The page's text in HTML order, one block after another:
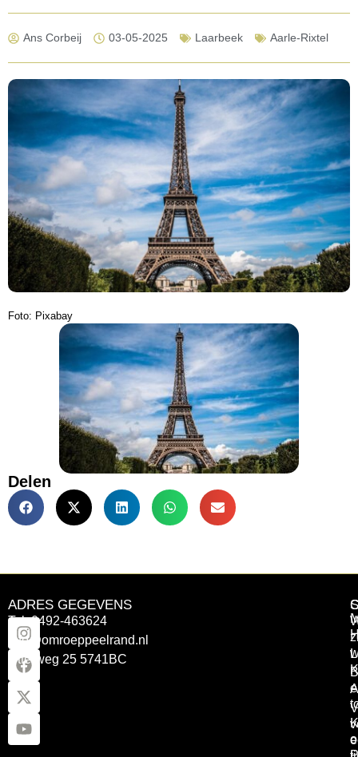
Ans Corbeij 03-05-2025 Laarbeek Aarle-Rixtel
Foto: Pixabay
Delen
ADRES GEGEVENS
Tel: 0492-463624
info@omroeppeelrand.nl
Otterweg 25 5741BC